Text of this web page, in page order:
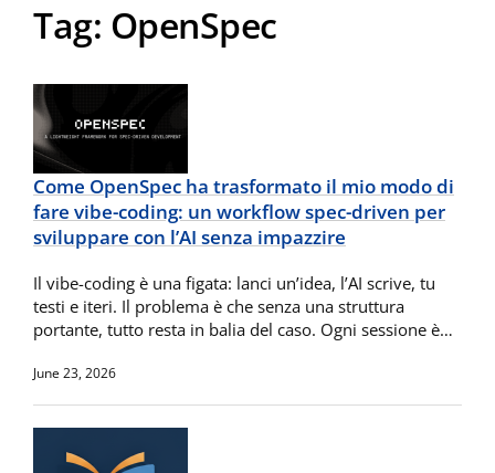
Tag: OpenSpec
Come OpenSpec ha trasformato il mio modo di
fare vibe-coding: un workflow spec-driven per
sviluppare con l’AI senza impazzire
Il vibe-coding è una figata: lanci un’idea, l’AI scrive, tu
testi e iteri. Il problema è che senza una struttura
portante, tutto resta in balia del caso. Ogni sessione è…
June 23, 2026